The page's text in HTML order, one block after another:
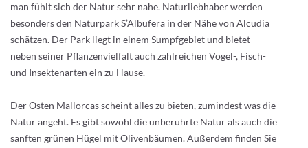
man fühlt sich der Natur sehr nahe. Naturliebhaber werden
besonders den Naturpark S’Albufera in der Nähe von Alcudia
schätzen. Der Park liegt in einem Sumpfgebiet und bietet
neben seiner Pflanzenvielfalt auch zahlreichen Vogel-, Fisch-
und Insektenarten ein zu Hause.
Der Osten Mallorcas scheint alles zu bieten, zumindest was die
Natur angeht. Es gibt sowohl die unberührte Natur als auch die
sanften grünen Hügel mit Olivenbäumen. Außerdem finden Sie